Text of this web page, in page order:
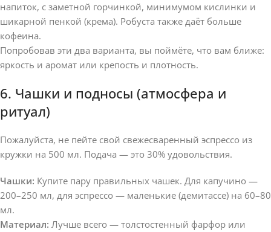
напиток, с заметной горчинкой, минимумом кислинки и
шикарной пенкой (крема). Робуста также даёт больше
кофеина.
Попробовав эти два варианта, вы поймёте, что вам ближе:
яркость и аромат или крепость и плотность.
6. Чашки и подносы (атмосфера и
ритуал)
Пожалуйста, не пейте свой свежесваренный эспрессо из
кружки на 500 мл. Подача — это 30% удовольствия.
Чашки: Купите пару правильных чашек. Для капучино —
200–250 мл, для эспрессо — маленькие (демитассе) на 60–80
мл.
Материал: Лучше всего — толстостенный фарфор или